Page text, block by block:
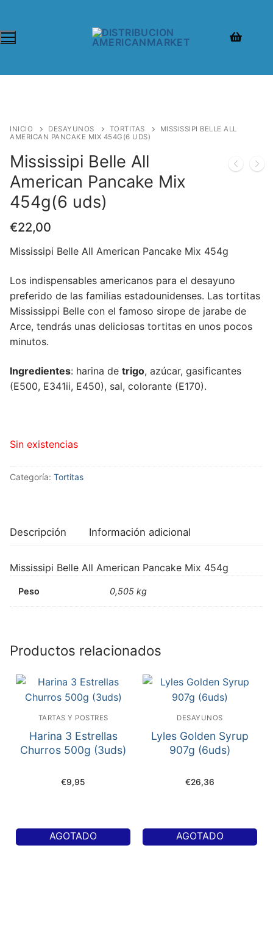
contenido
INICIO DESAYUNOS TORTITAS
MISSISSIPI BELLE ALL
AMERICAN PANCAKE MIX 454G(6 UDS)
Mississipi Belle All
American Pancake Mix
454g(6 uds)
€22,00
Mississipi Belle All American Pancake Mix 454g
Los indispensables americanos para el desayuno
preferido de las familias estadounidenses. Las tortitas
Mississippi Belle con el famoso sirope de jarabe de
Arce, tendrás unas deliciosas tortitas en unos pocos
minutos.
Ingredientes: harina de trigo, azúcar, gasificantes
(E500, E341ii, E450), sal, colorante (E170).
Sin existencias
Categoría: Tortitas
Descripción Información adicional
Mississipi Belle All American Pancake Mix 454g
Peso 0,505 kg
Productos relacionados
TARTAS Y POSTRES
Harina 3 Estrellas
Churros 500g (3uds)
€9,95
AGOTADO
DESAYUNOS
Lyles Golden Syrup
907g (6uds)
€26,36
AGOTADO